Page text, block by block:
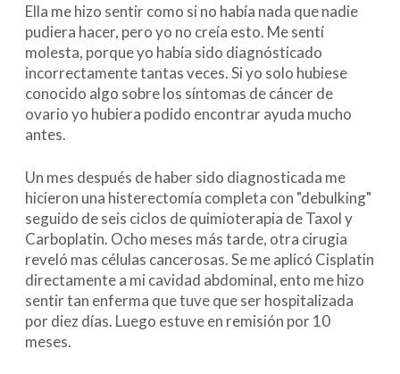
Ella me hizo sentir como si no había nada que nadie
pudiera hacer, pero yo no creía esto. Me sentí
molesta, porque yo había sido diagnósticado
incorrectamente tantas veces. Si yo solo hubiese
conocido algo sobre los síntomas de cáncer de
ovario yo hubiera podido encontrar ayuda mucho
antes.
Un mes después de haber sido diagnosticada me
hicieron una histerectomía completa con "debulking"
seguido de seis ciclos de quimioterapia de Taxol y
Carboplatin. Ocho meses más tarde, otra cirugia
reveló mas células cancerosas. Se me aplicó Cisplatin
directamente a mi cavidad abdominal, ento me hizo
sentir tan enferma que tuve que ser hospitalizada
por diez días. Luego estuve en remisión por 10
meses.